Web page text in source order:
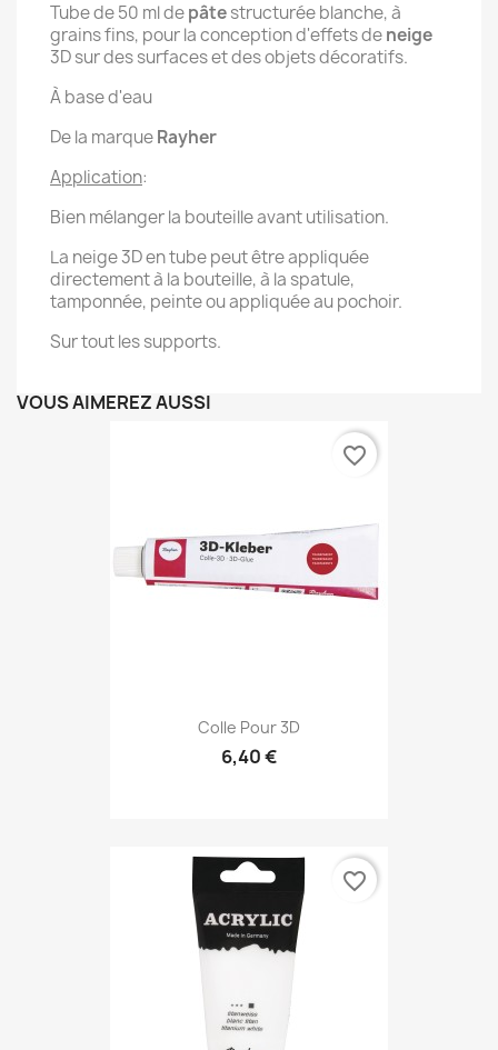
Tube de 50 ml depâtestructurée blanche, à
grains fins, pour la conception d'effets deneige
3D sur des surfaces et des objets décoratifs.
À base d'eau
De la marqueRayher
Application:
Bien mélanger la bouteille avant utilisation.
La neige 3D en tube peut être appliquée
directement à la bouteille, à la spatule,
tamponnée, peinte ou appliquée au pochoir.
Sur tout les supports.
VOUS AIMEREZ AUSSI
Colle Pour 3D
6,40 €
favorite_border
favorite_border